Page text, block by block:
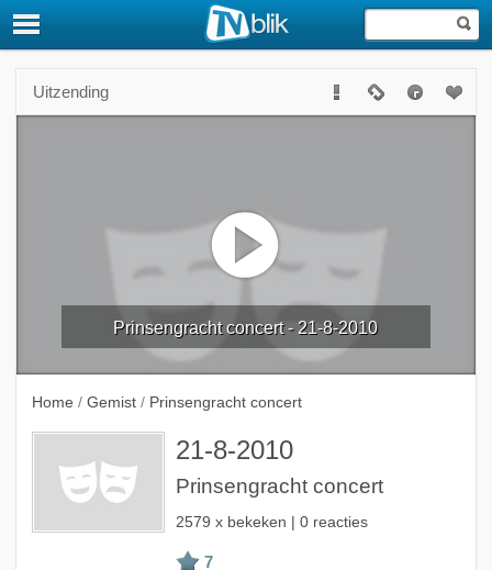
Uitzending
Prinsengracht concert - 21-8-2010
Home / Gemist / Prinsengracht concert
21-8-2010
Prinsengracht concert
2579 x bekeken | 0 reacties